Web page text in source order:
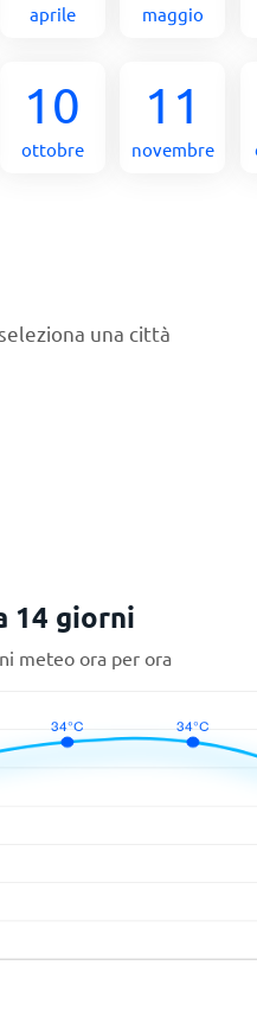
aprile maggio
10
ottobre
11
novembre
una città
14 giorni
meteo ora per ora